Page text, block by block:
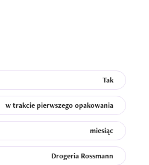
Tak
w trakcie pierwszego opakowania
miesiąc
Drogeria Rossmann